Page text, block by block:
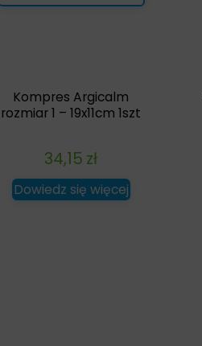
Kompres Argicalm
rozmiar 1 – 19x11cm 1szt
34,15 zł
Dowiedz się więcej